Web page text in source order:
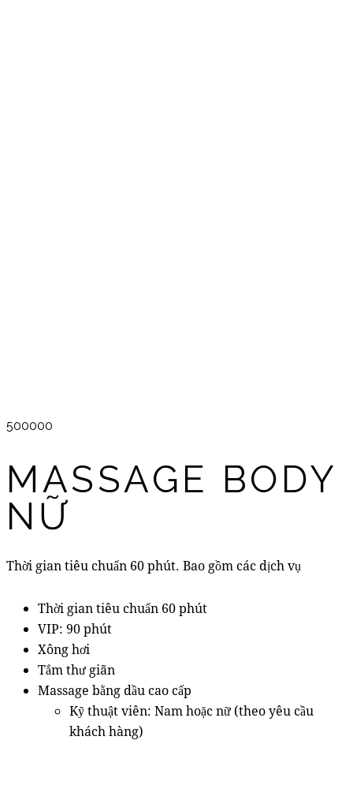
500000
MASSAGE BODY
NỮ
Thời gian tiêu chuẩn 60 phút. Bao gồm các dịch vụ
Thời gian tiêu chuẩn 60 phút
VIP: 90 phút
Xông hơi
Tắm thư giãn
Massage bằng dầu cao cấp
Kỹ thuật viên: Nam hoặc nữ (theo yêu cầu
khách hàng)